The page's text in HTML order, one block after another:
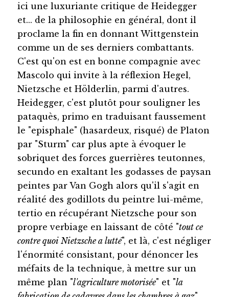
ici une luxuriante critique de Heidegger
et... de la philosophie en général, dont il
proclame la fin en donnant Wittgenstein
comme un de ses derniers combattants.
C'est qu'on est en bonne compagnie avec
Mascolo qui invite à la réflexion Hegel,
Nietzsche et Hölderlin, parmi d'autres.
Heidegger, c'est plutôt pour souligner les
pataquès, primo en traduisant faussement
le "episphale" (hasardeux, risqué) de Platon
par "Sturm" car plus apte à évoquer le
sobriquet des forces guerrières teutonnes,
secundo en exaltant les godasses de paysan
peintes par Van Gogh alors qu'il s'agit en
réalité des godillots du peintre lui-même,
tertio en récupérant Nietzsche pour son
propre verbiage en laissant de côté "tout ce
contre quoi Nietzsche a lutté", et là, c'est négliger
l'énormité consistant, pour dénoncer les
méfaits de la technique, à mettre sur un
même plan "l'agriculture motorisée" et "la